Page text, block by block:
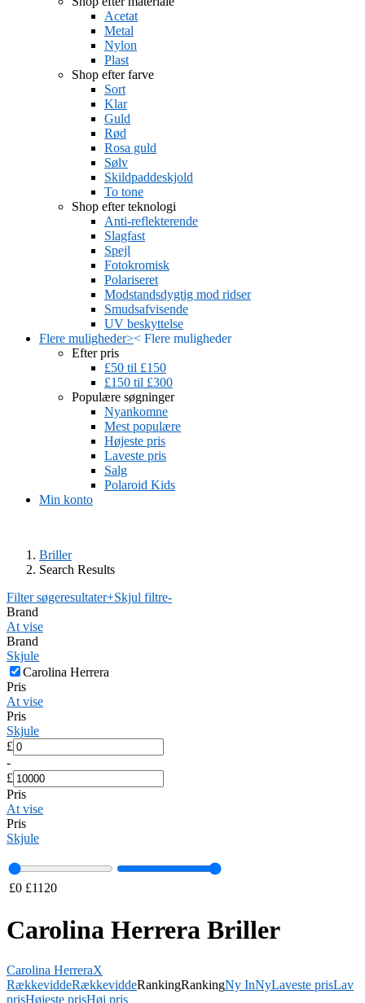
Acetat
Metal
Nylon
Plast
Shop efter farve
Sort
Klar
Guld
Rød
Rosa guld
Sølv
Skildpaddeskjold
To tone
Shop efter teknologi
Anti-reflekterende
Slagfast
Spejl
Fotokromisk
Polariseret
Modstandsdygtig mod ridser
Smudsafvisende
UV beskyttelse
Flere muligheder>< Flere muligheder
Efter pris
£50 til £150
£150 til £300
Populære søgninger
Nyankomne
Mest populære
Højeste pris
Laveste pris
Salg
Polaroid Kids
Min konto
Briller
Search Results
Filter søgeresultater+Skjul filtre-
Brand
At vise
Brand
Skjule
Carolina Herrera
Pris
At vise
Pris
Skjule
£
-
£
Pris
At vise
Pris
Skjule
£0 £1120
Carolina Herrera Briller
Carolina HerreraX
RækkeviddeRækkeviddeRankingRankingNy InNyLaveste prisLav
prisHøjeste prisHøj pris